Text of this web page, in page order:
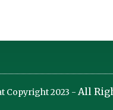
Copyright 2023 - All